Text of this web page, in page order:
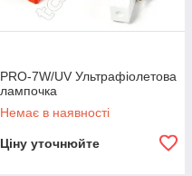
PRO-7W/UV Ультрафіолетова
лампочка
Немає в наявності
Ціну уточнюйте